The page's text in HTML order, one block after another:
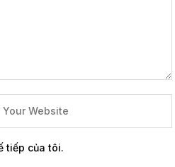
tiếp của tôi.